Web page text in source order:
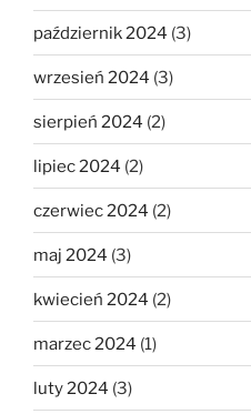
październik 2024 (3)
wrzesień 2024 (3)
sierpień 2024 (2)
lipiec 2024 (2)
czerwiec 2024 (2)
maj 2024 (3)
kwiecień 2024 (2)
marzec 2024 (1)
luty 2024 (3)